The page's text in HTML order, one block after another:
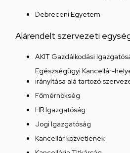
Debreceni Egyetem
Alárendelt szervezeti
AKIT Gazdálkodási
Egészségügyi Kancellár-
irányítása alá tartozó
Főmérnökség
HR Igazgatóság
Jogi Igazgatóság
Kancellár közvetlenek